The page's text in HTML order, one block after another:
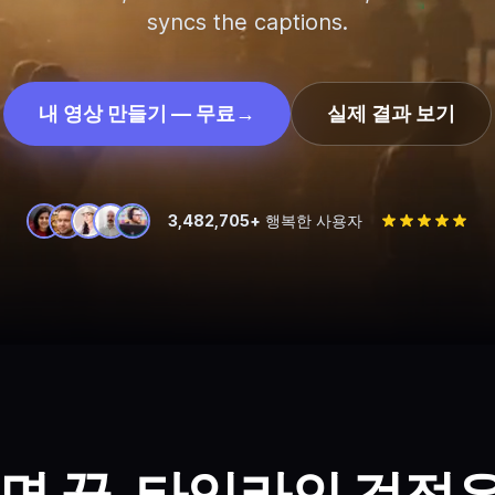
syncs the captions.
내 영상 만들기 — 무료 → 실제 결과 보기
3,482,705+ 행복한 사용자